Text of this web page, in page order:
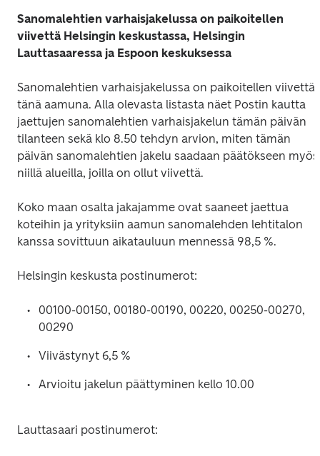
Sanomalehtien varhaisjakelussa on paikoitellen
viivettä Helsingin keskustassa, Helsingin
Lauttasaaressa ja Espoon keskuksessa
Sanomalehtien varhaisjakelussa on paikoitellen viivettä
tänä aamuna. Alla olevasta listasta näet Postin kautta
jaettujen sanomalehtien varhaisjakelun tämän päivän
tilanteen sekä klo 8.50 tehdyn arvion, miten tämän
päivän sanomalehtien jakelu saadaan päätökseen myös
niillä alueilla, joilla on ollut viivettä.
Koko maan osalta jakajamme ovat saaneet jaettua
koteihin ja yrityksiin aamun sanomalehden lehtitalon
kanssa sovittuun aikatauluun mennessä 98,5 %.
Helsingin keskusta postinumerot:
00100-00150, 00180-00190, 00220, 00250-00270,
00290
Viivästynyt 6,5 %
Arvioitu jakelun päättyminen kello 10.00
Lauttasaari postinumerot: